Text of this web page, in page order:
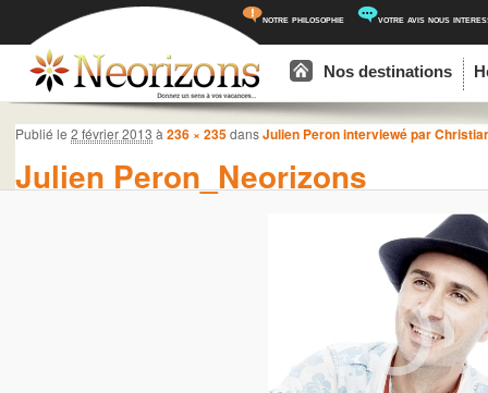
notre philosophie votre avis nous
Aller au contenu principal
Aller au contenu secondaire
Nos destinations
Navigation des images
Julien Peron_Neorizons
Publié le 2 février 2013 à 236 × 235dansJulien Peron interviewé par